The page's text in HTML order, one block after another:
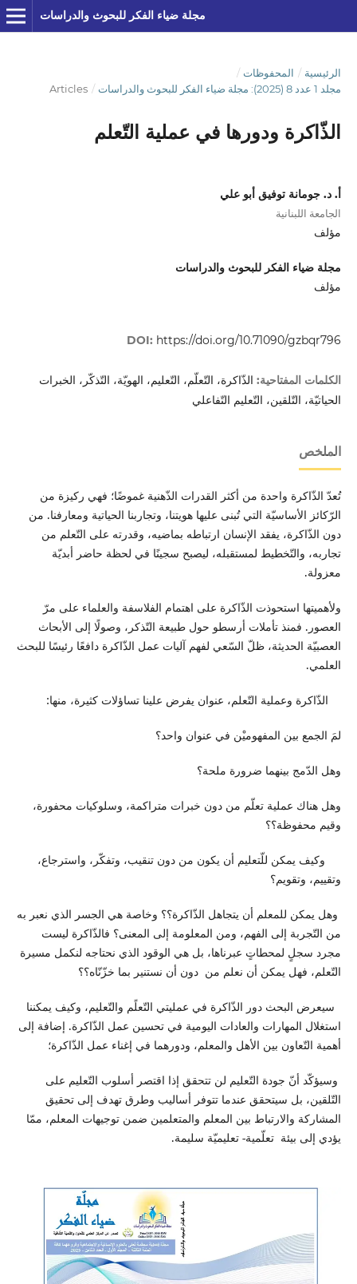
مجلة ضياء الفكر للبحوث والدراسات
الرئيسية / المحفوظات /
مجلد 1 عدد 8 (2025): مجلة ضياء الفكر للبحوث والدراسات
/
Articles
الذّاكرة ودورها في عملية التّعلم
أ. د. جومانة توفيق أبو علي
الجامعة اللبنانية
مؤلف
مجلة ضياء الفكر للبحوث والدراسات
مؤلف
DOI: https://doi.org/10.71090/gzbqr796
الكلمات المفتاحية: الذّاكرة، التّعلّم، التّعليم، الهويّة، التّذكّر، الخبرات
الحياتيّة، التّلقين، التّعليم التّفاعلي
الملخص
تُعدّ الذّاكرة واحدة من أكثر القدرات الذّهنية غموضًا؛ فهي ركيزة من
الرّكائز الأساسيّة التي تُبنى عليها هويتنا، وتجاربنا الحياتية ومعارفنا. من
دون الذّاكرة، يفقد الإنسان ارتباطه بماضيه، وقدرته على التّعلم من
تجاربه، والتّخطيط لمستقبله، ليصبح سجينًا في لحظة حاضر أبديّة
معزولة.
ولأهميتها استحوذت الذّاكرة على اهتمام الفلاسفة والعلماء على مرّ
العصور. فمنذ تأملات أرسطو حول طبيعة التّذكر، وصولًا إلى الأبحاث
العصبيّة الحديثة، ظلّ السّعي لفهم آليات عمل الذّاكرة دافعًا رئيسًا للبحث
العلمي.
الذّاكرة وعملية التّعلم، عنوان يفرض علينا تساؤلات كثيرة، منها:
لمَ الجمع بين المفهوميْن في عنوان واحد؟
وهل الدّمج بينهما ضرورة ملحة؟
وهل هناك عملية تعلّم من دون خبرات متراكمة، وسلوكيات محفورة،
وقيم محفوظة؟؟
وكيف يمكن للّتعليم أن يكون من دون تنقيب، وتفكّر، واسترجاع،
وتقييم، وتقويم؟
وهل يمكن للمعلم أن يتجاهل الذّاكرة؟؟ وخاصة هي الجسر الذي نعبر به
من التّجربة إلى الفهم، ومن المعلومة إلى المعنى؟ فالذّاكرة ليست
مجرد سجلٍ لمحطاتٍ عبرناها، بل هي الوقود الذي نحتاجه لنكمل مسيرة
التّعلم، فهل يمكن أن نعلم من دون أن نستنير بما خزّنّاه؟؟
سيعرض البحث دور الذّاكرة في عمليتي التّعلًم والتّعليم، وكيف يمكننا
استغلال المهارات والعادات اليومية في تحسين عمل الذّاكرة. إضافة إلى
أهمية التّعاون بين الأهل والمعلم، ودورهما في إغناء عمل الذّاكرة؛
وسيؤكّد أنّ جودة التّعليم لن تتحقق إذا اقتصر أسلوب التّعليم على
التّلقين، بل سيتحقق عندما تتوفر أساليب وطرق تهدف إلى تحقيق
المشاركة والارتباط بين المعلم والمتعلمين ضمن توجيهات المعلم، ممّا
يؤدي إلى بيئة تعلّمية- تعليميّة سليمة.